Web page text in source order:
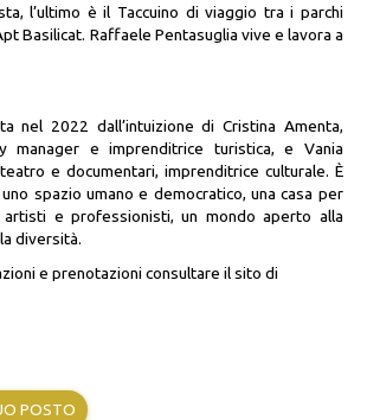
l’ultimo è il Taccuino di viaggio tra i parchi
Basilicat. Raffaele Pentasuglia vive e lavora a
nel 2022 dall’intuizione di Cristina Amenta,
manager e imprenditrice turistica, e Vania
e documentari, imprenditrice culturale. È
spazio umano e democratico, una casa per
artisti e professionisti, un mondo aperto alla
diversità.
e prenotazioni consultare il sito di
POSTO